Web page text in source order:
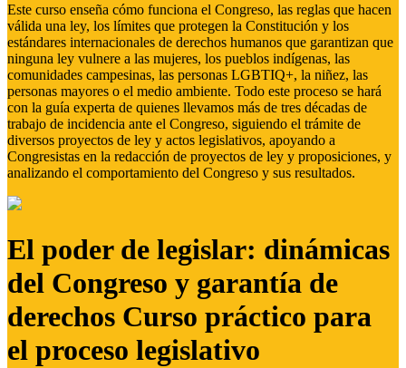
Este curso enseña cómo funciona el Congreso, las reglas que hacen
válida una ley, los límites que protegen la Constitución y los
estándares internacionales de derechos humanos que garantizan que
ninguna ley vulnere a las mujeres, los pueblos indígenas, las
comunidades campesinas, las personas LGBTIQ+, la niñez, las
personas mayores o el medio ambiente. Todo este proceso se hará
con la guía experta de quienes llevamos más de tres décadas de
trabajo de incidencia ante el Congreso, siguiendo el trámite de
diversos proyectos de ley y actos legislativos, apoyando a
Congresistas en la redacción de proyectos de ley y proposiciones, y
analizando el comportamiento del Congreso y sus resultados.
El poder de legislar: dinámicas
del Congreso y garantía de
derechos Curso práctico para
el proceso legislativo